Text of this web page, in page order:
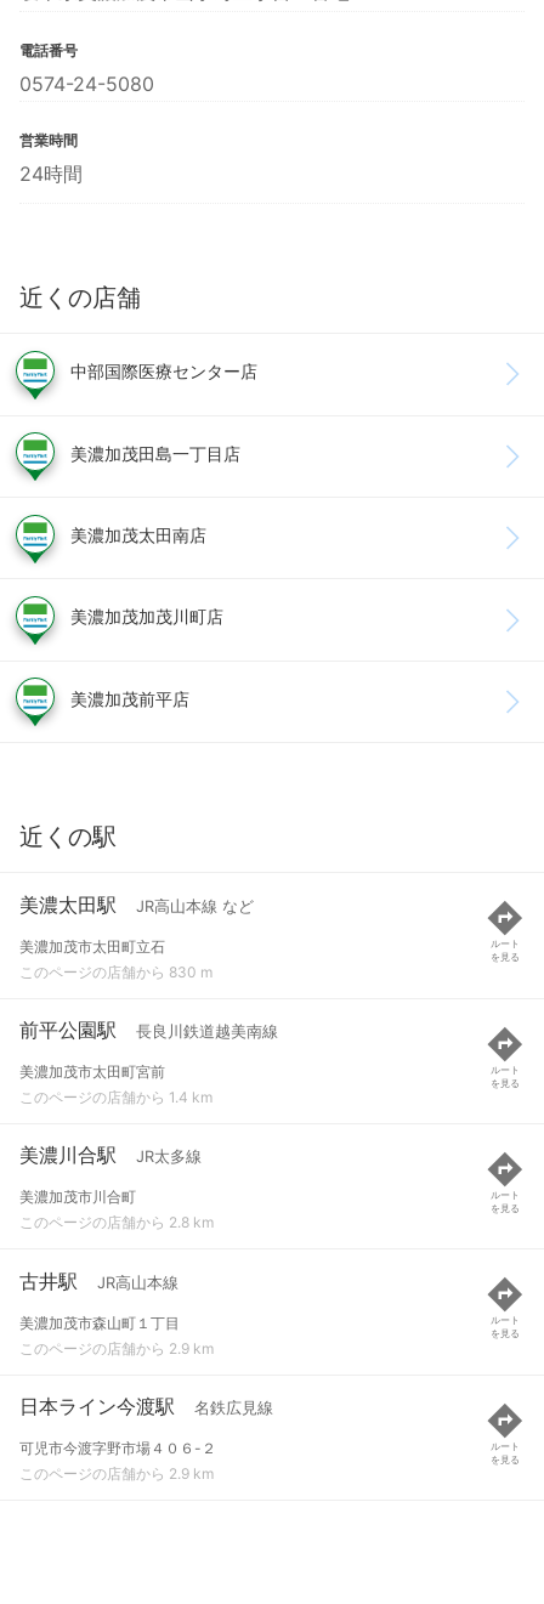
電話番号
0574-24-5080
営業時間
24時間
近くの店舗
中部国際医療センター店
美濃加茂田島一丁目店
美濃加茂太田南店
美濃加茂加茂川町店
美濃加茂前平店
近くの駅
美濃太田駅 JR高山本線 など
美濃加茂市太田町立石
このページの店舗から 830 m
ルート
を見る
前平公園駅 長良川鉄道越美南線
美濃加茂市太田町宮前
このページの店舗から 1.4 km
ルート
を見る
美濃川合駅 JR太多線
美濃加茂市川合町
このページの店舗から 2.8 km
ルート
を見る
古井駅 JR高山本線
美濃加茂市森山町１丁目
このページの店舗から 2.9 km
ルート
を見る
日本ライン今渡駅 名鉄広見線
可児市今渡字野市場４０６-２
このページの店舗から 2.9 km
ルート
を見る